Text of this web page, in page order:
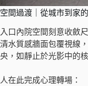
空間過渡｜從城市到家
入口內院空間刻意收斂
清水質感牆面包覆視線
央，如靜止於光影中的
人在此完成心理轉場：